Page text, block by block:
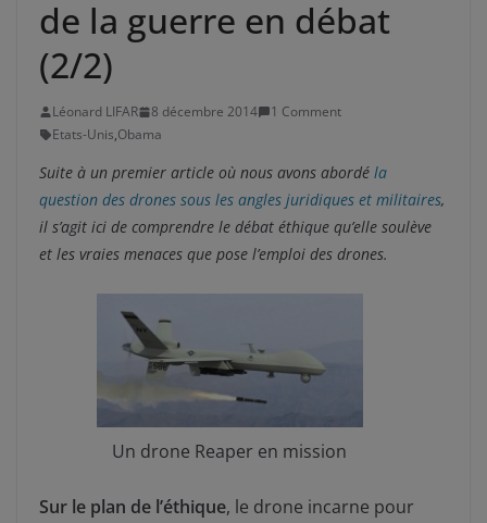
de la guerre en débat
(2/2)
Léonard LIFAR 8 décembre 2014
1 Comment
Etats-Unis,Obama
Suite à un premier article où nous avons abordé la
question des drones sous les angles juridiques et militaires,
il s’agit ici de comprendre le débat éthique qu’elle soulève
et les vraies menaces que pose l’emploi des drones.
Un drone Reaper en mission
Sur le plan de l’éthique, le drone incarne pour